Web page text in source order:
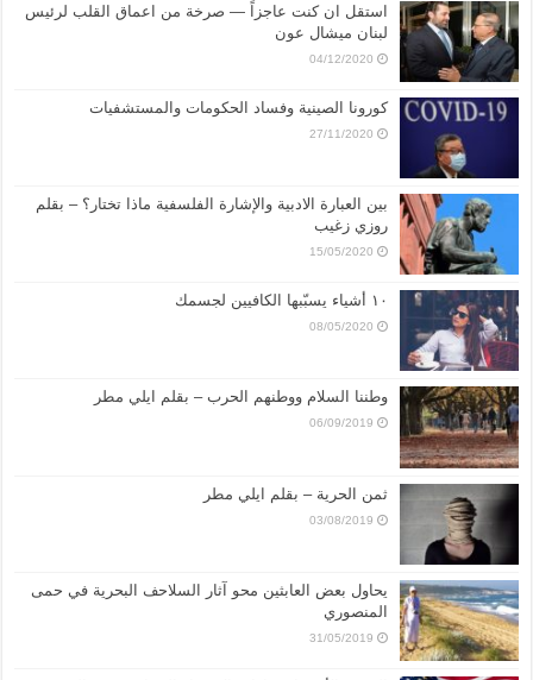
استقل ان كنت عاجزاً — صرخة من اعماق القلب لرئيس
لبنان ميشال عون
04/12/2020
كورونا الصينية وفساد الحكومات والمستشفيات
27/11/2020
بين العبارة الادبية والإشارة الفلسفية ماذا تختار؟ – بقلم
روزي زغيب
15/05/2020
١٠ أشياء يسبّبها الكافيين لجسمك
08/05/2020
وطننا السلام ووطنهم الحرب – بقلم ايلي مطر
06/09/2019
ثمن الحرية – بقلم ايلي مطر
03/08/2019
يحاول بعض العابثين محو آثار السلاحف البحرية في حمى
المنصوري
31/05/2019